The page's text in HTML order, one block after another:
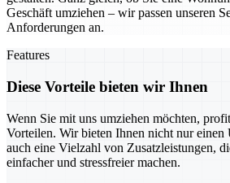
Geschäft umziehen – wir passen unseren
Anforderungen an.
Features
Diese Vorteile bieten wir Ihnen
Wenn Sie mit uns umziehen möchten,
Vorteilen. Wir bieten Ihnen nicht nur einen
auch eine Vielzahl von Zusatzleistungen,
einfacher und stressfreier machen.